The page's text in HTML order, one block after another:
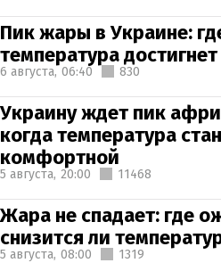
Пик жары в Украине:
температура
6 августа, 06:40 830
Украину ждет пик
когда температура
комфортной
5 августа, 20:00 11468
Жара не спадает: где
снизится ли
5 августа, 08:00 1319